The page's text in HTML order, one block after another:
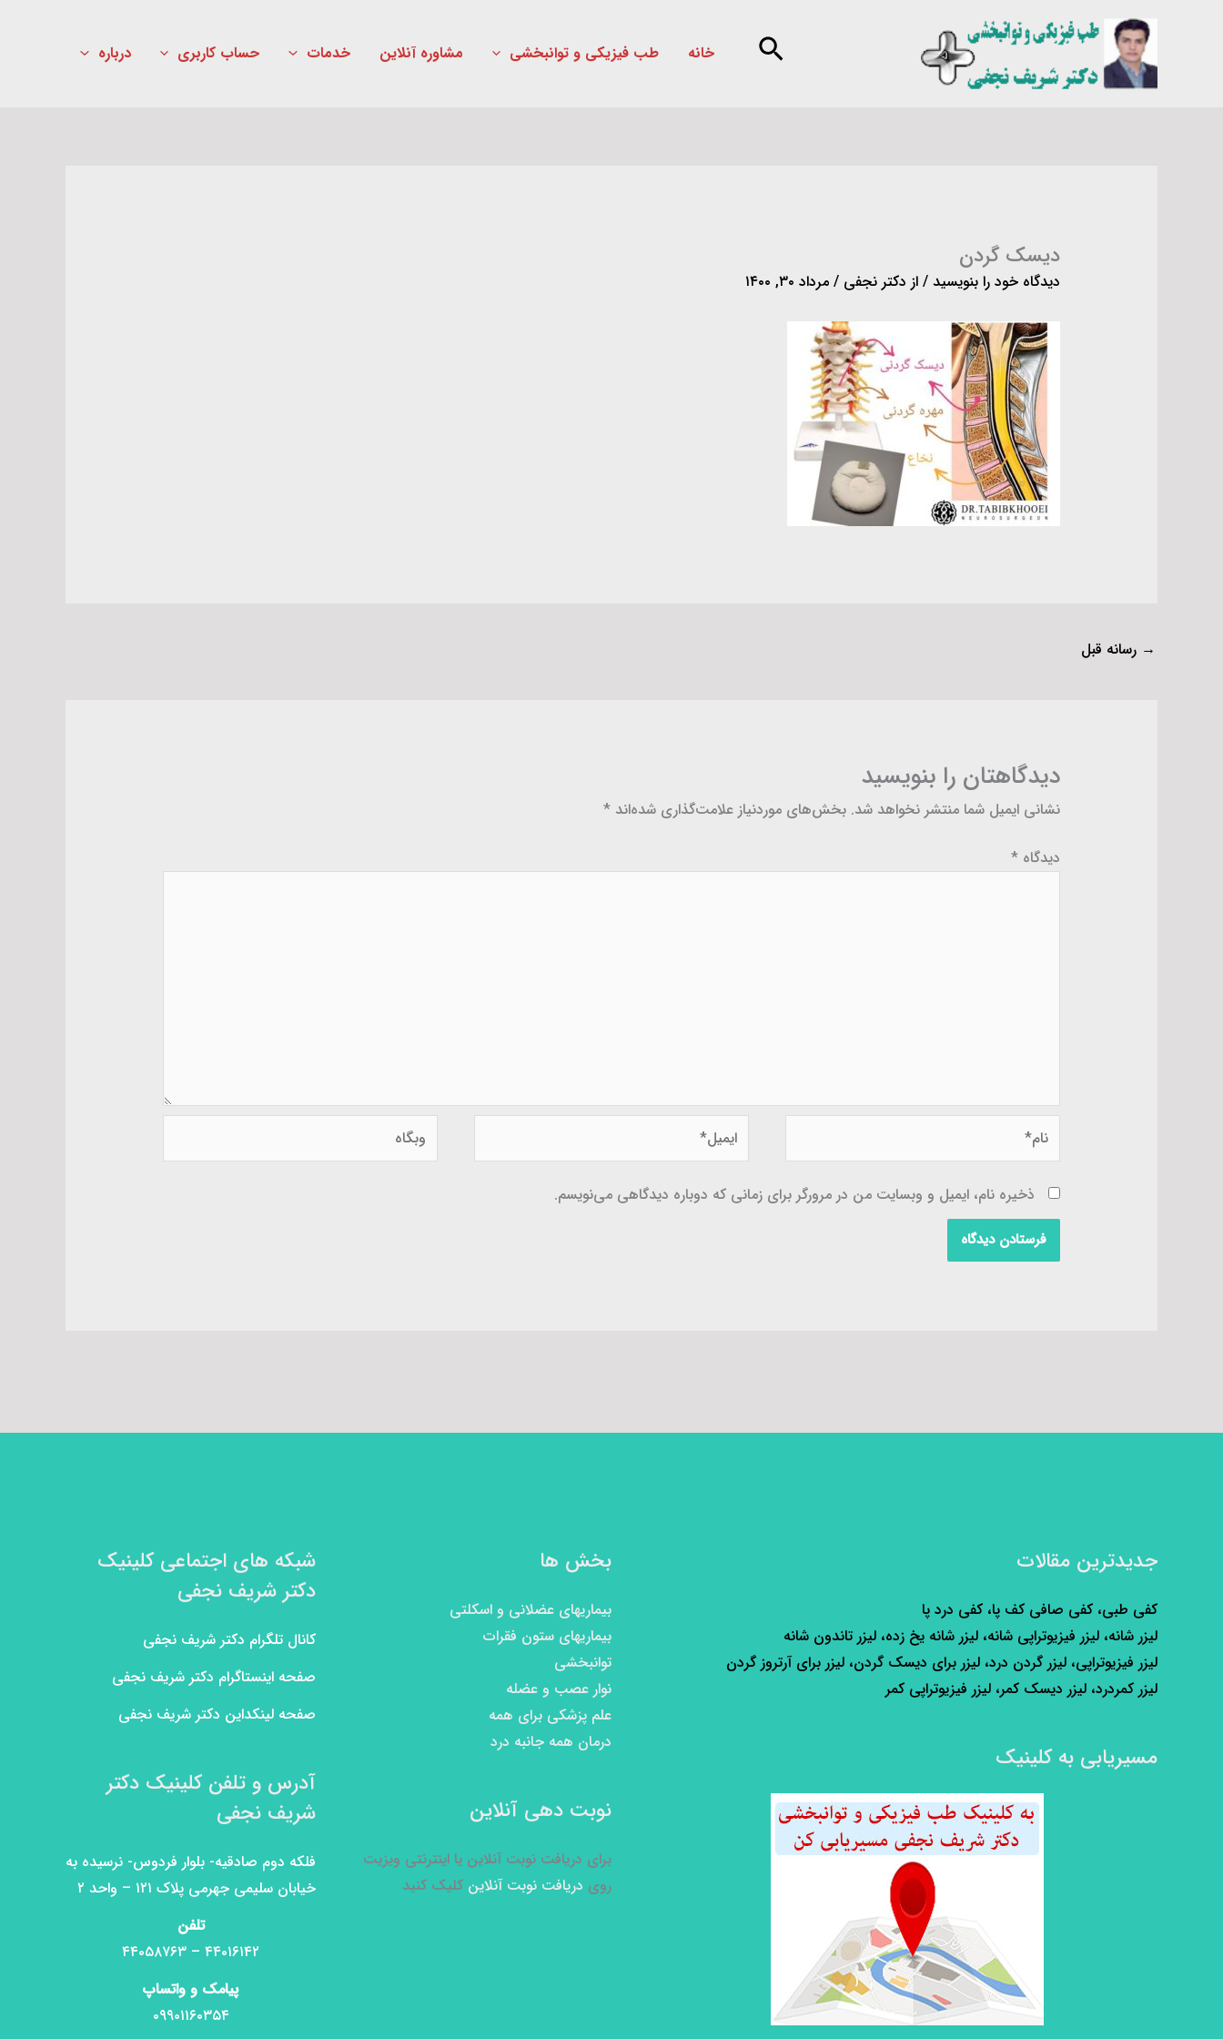
خانه طب فیزیکی و توانبخشی مشاوره آنلاین خدمات حساب کاربری درباره
دیسک گردن
دیدگاه‌ خود را بنویسید / از دکتر نجفی / مرداد ۳۰, ۱۴۰۰
→ رسانه قبل
دیدگاهتان را بنویسید
نشانی ایمیل شما منتشر نخواهد شد. بخش‌های موردنیاز علامت‌گذاری شده‌اند *
دیدگاه *
نام* ایمیل* وبگاه
ذخیره نام، ایمیل و وبسایت من در مرورگر برای زمانی که دوباره دیدگاهی می‌نویسم.
جدیدترین مقالات
کفی طبی، کفی صافی کف پا، کفی درد پا
لیزر شانه، لیزر فیزیوتراپی شانه، لیزر شانه یخ زده، لیزر تاندون شانه
لیزر فیزیوتراپی، لیزر گردن درد، لیزر برای دیسک گردن، لیزر برای آرتروز گردن
لیزر کمردرد، لیزر دیسک کمر، لیزر فیزیوتراپی کمر
مسیریابی به کلینیک
بخش ها
بیماریهای عضلانی و اسکلتی
بیماریهای ستون فقرات
توانبخشی
نوار عصب و عضله
علم پزشکی برای همه
درمان همه جانبه درد
نوبت دهی آنلاین
برای دریافت نوبت آنلاین یا اینترنتی ویزیت
روی دریافت نوبت آنلاین کلیک کنید
شبکه های اجتماعی کلینیک
دکتر شریف نجفی
کانال تلگرام دکتر شریف نجفی
صفحه اینستاگرام دکتر شریف نجفی
صفحه لینکداین دکتر شریف نجفی
آدرس و تلفن کلینیک دکتر
شریف نجفی
فلکه دوم صادقیه- بلوار فردوس- نرسیده به
خیابان سلیمی جهرمی پلاک ۱۲۱ – واحد ۲
تلفن
۴۴۰۱۶۱۴۲ – ۴۴۰۵۸۷۶۳
پیامک و واتساپ
۰۹۹۰۱۱۶۰۳۵۴